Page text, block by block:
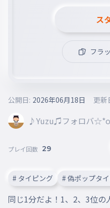
ス
フラ
♪Yuzu♫フォロバ
公開日: 2026年06月18日 更新
プレイ回数 29
# タイピング # 偽ポップタ
同じ1分だよ！1、2、3位の